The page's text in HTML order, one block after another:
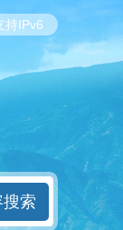
持IPv6